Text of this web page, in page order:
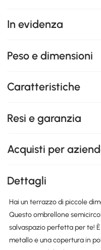
In evidenza
Peso e dimensioni
Caratteristiche
Resi e garanzia
Acquisti per
Dettagli
Hai un terrazzo di piccole
Questo ombrellone
salvaspazio perfetta per te!
metallo e una copertura in